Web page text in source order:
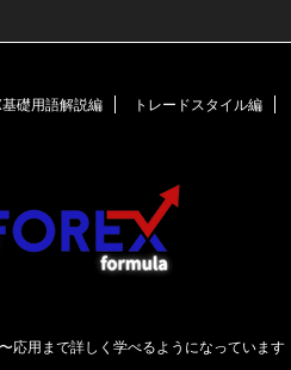
基礎用語解説編 トレードスタイル編
応用まで詳しく学べるようになっています